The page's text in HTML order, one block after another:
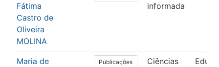
Fátima
Castro de
Oliveira
MOLINA
informada
Maria de
Publicações
Ciências